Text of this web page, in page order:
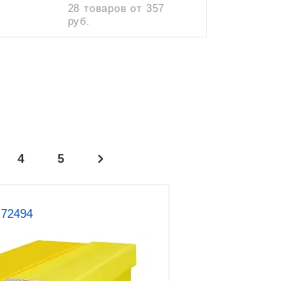
Мусоросбросы
28 товаровот 357
руб.
4 5
72494